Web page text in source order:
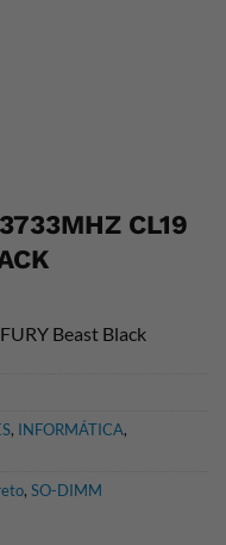
CL19
Beast Black
, INFORMÁTICA,
, SO-DIMM